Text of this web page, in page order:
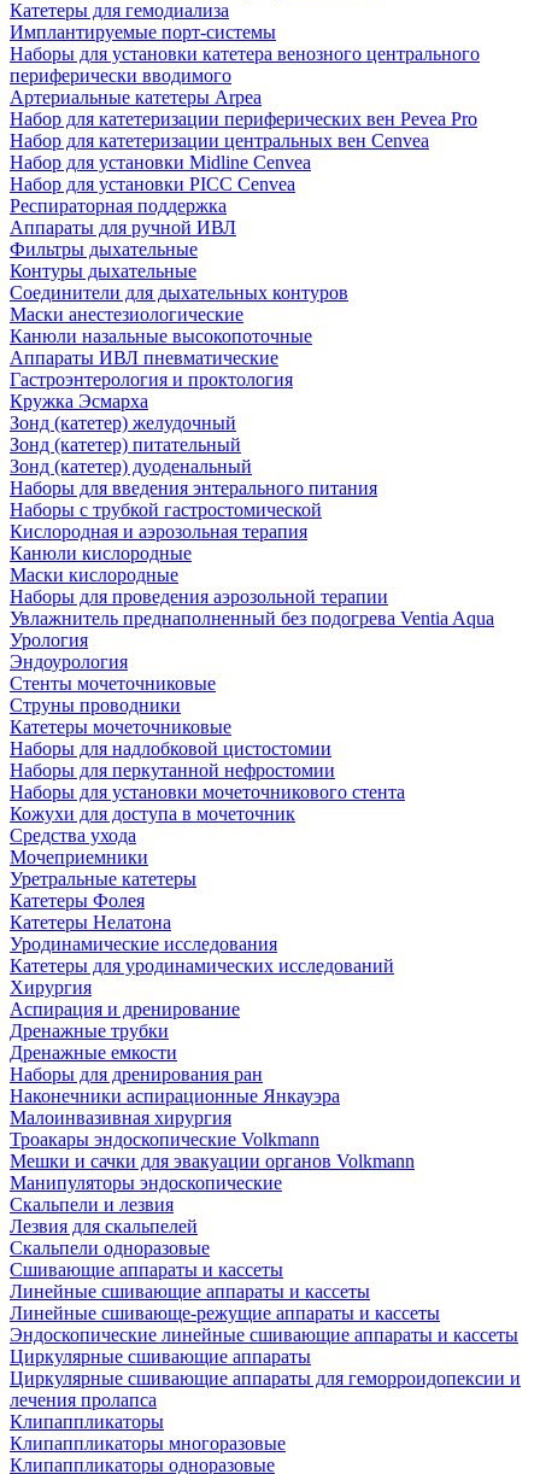
Катетеры для гемодиализа
Имплантируемые порт‑системы
Наборы для установки катетера венозного центрального
периферически вводимого
Артериальные катетеры Arpea
Набор для катетеризации периферических вен Pevea Pro
Набор для катетеризации центральных вен Cenvea
Набор для установки Midline Cenvea
Набор для установки PICC Cenvea
Респираторная поддержка
Аппараты для ручной ИВЛ
Фильтры дыхательные
Контуры дыхательные
Соединители для дыхательных контуров
Маски анестезиологические
Канюли назальные высокопоточные
Аппараты ИВЛ пневматические
Гастроэнтерология и проктология
Кружка Эсмарха
Зонд (катетер) желудочный
Зонд (катетер) питательный
Зонд (катетер) дуоденальный
Наборы для введения энтерального питания
Наборы с трубкой гастростомической
Кислородная и аэрозольная терапия
Канюли кислородные
Маски кислородные
Наборы для проведения аэрозольной терапии
Увлажнитель преднаполненный без подогрева Ventia Aqua
Урология
Эндоурология
Стенты мочеточниковые
Струны проводники
Катетеры мочеточниковые
Наборы для надлобковой цистостомии
Наборы для перкутанной нефростомии
Наборы для установки мочеточникового стента
Кожухи для доступа в мочеточник
Средства ухода
Мочеприемники
Уретральные катетеры
Катетеры Фолея
Катетеры Нелатона
Уродинамические исследования
Катетеры для уродинамических исследований
Хирургия
Аспирация и дренирование
Дренажные трубки
Дренажные емкости
Наборы для дренирования ран
Наконечники аспирационные Янкауэра
Малоинвазивная хирургия
Троакары эндоскопические Volkmann
Мешки и сачки для эвакуации органов Volkmann
Манипуляторы эндоскопические
Скальпели и лезвия
Лезвия для скальпелей
Скальпели одноразовые
Сшивающие аппараты и кассеты
Линейные сшивающие аппараты и кассеты
Линейные сшивающе-режущие аппараты и кассеты
Эндоскопические линейные сшивающие аппараты и кассеты
Циркулярные сшивающие аппараты
Циркулярные сшивающие аппараты для геморроидопексии и
лечения пролапса
Клипаппликаторы
Клипаппликаторы многоразовые
Клипаппликаторы одноразовые